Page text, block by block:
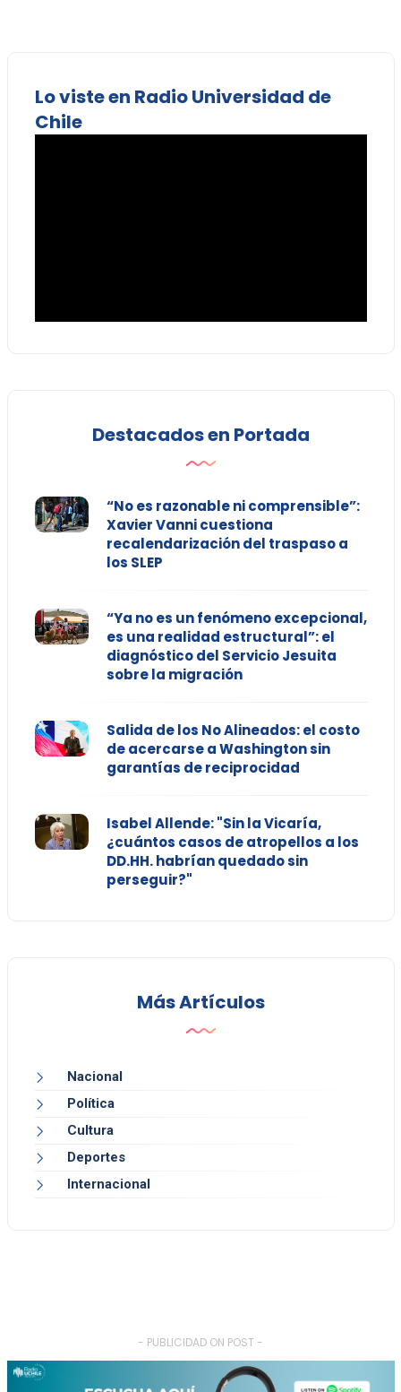
Lo viste en Radio Universidad de
Chile
Destacados en Portada
“No es razonable ni comprensible”:
Xavier Vanni cuestiona
recalendarización del traspaso a
los SLEP
“Ya no es un fenómeno excepcional,
es una realidad estructural”: el
diagnóstico del Servicio Jesuita
sobre la migración
Salida de los No Alineados: el costo
de acercarse a Washington sin
garantías de reciprocidad
Isabel Allende: "Sin la Vicaría,
¿cuántos casos de atropellos a los
DD.HH. habrían quedado sin
perseguir?"
Más Artículos
Nacional
Política
Cultura
Deportes
Internacional
- PUBLICIDAD ON POST -